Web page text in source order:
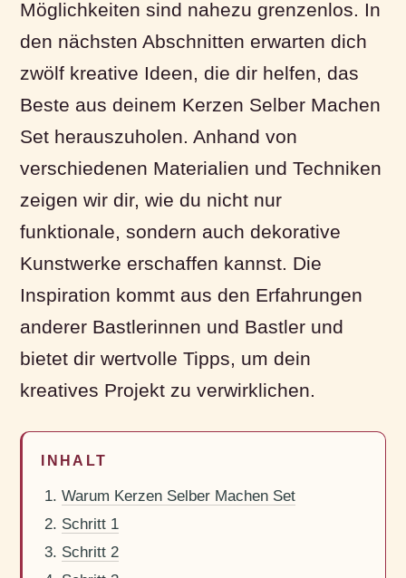
Möglichkeiten sind nahezu grenzenlos. In
den nächsten Abschnitten erwarten dich
zwölf kreative Ideen, die dir helfen, das
Beste aus deinem Kerzen Selber Machen
Set herauszuholen. Anhand von
verschiedenen Materialien und Techniken
zeigen wir dir, wie du nicht nur
funktionale, sondern auch dekorative
Kunstwerke erschaffen kannst. Die
Inspiration kommt aus den Erfahrungen
anderer Bastlerinnen und Bastler und
bietet dir wertvolle Tipps, um dein
kreatives Projekt zu verwirklichen.
INHALT
Warum Kerzen Selber Machen Set
Schritt 1
Schritt 2